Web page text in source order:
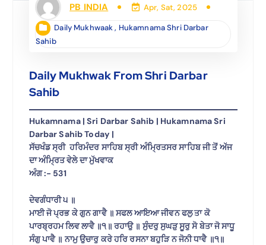
PB INDIA Apr, Sat, 2025
Daily Mukhwaak, Hukamnama Shri Darbar
Sahib
Daily Mukhwak From Shri Darbar
Sahib
Hukamnama | Sri Darbar Sahib | Hukamnama Sri
Darbar Sahib Today |
ਸੱਚਖੰਡ ਸ੍ਰੀ ਹਰਿਮੰਦਰ ਸਾਹਿਬ ਸ੍ਰੀ ਅੰਮ੍ਰਿਤਸਰ ਸਾਹਿਬ ਜੀ ਤੋਂ ਅੱਜ
ਦਾ ਅੰਮ੍ਰਿਤ ਵੇਲੇ ਦਾ ਮੁੱਖਵਾਕ
ਅੰਗ :- 531
ਦੇਵਗੰਧਾਰੀ ੫ ॥
ਮਾਈ ਜੋ ਪ੍ਰਭ ਕੇ ਗੁਨ ਗਾਵੈ ॥ ਸਫਲ ਆਇਆ ਜੀਵਨ ਫਲੁ ਤਾ ਕੋ
ਪਾਰਬ੍ਰਹਮ ਲਿਵ ਲਾਵੈ ॥੧॥ ਰਹਾਉ ॥ ਸੁੰਦਰੁ ਸੁਘੜੁ ਸੂਰੁ ਸੋ ਬੇਤਾ ਜੋ ਸਾਧੂ
ਸੰਗੁ ਪਾਵੈ ॥ ਨਾਮੁ ਉਚਾਰੁ ਕਰੇ ਹਰਿ ਰਸਨਾ ਬਹੁੜਿ ਨ ਜੋਨੀ ਧਾਵੈ ॥੧॥